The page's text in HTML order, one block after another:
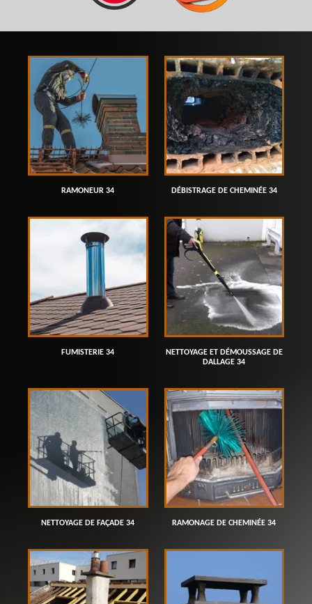
RAMONEUR 34 DÉBISTRAGE DE CHEMINÉE 34
FUMISTERIE 34
NETTOYAGE ET DÉMOUSSAGE DE
DALLAGE 34
NETTOYAGE DE FAÇADE 34 RAMONAGE DE CHEMINÉE 34